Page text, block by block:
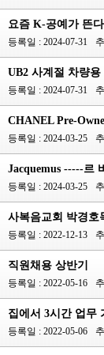
등록일 : 2024-07-31
등록일 : 2024-07-31
등록일 : 2024-03-25
등록일 : 2024-03-25
사복음교회 박경호
등록일 : 2022-12-13
직원채용 상반기
등록일 : 2022-05-16
집에서 3시간 업무
등록일 : 2022-05-06